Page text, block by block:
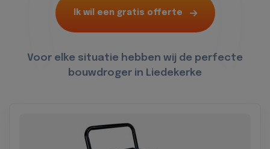
Ik wil een gratis offerte
Voor elke situatie hebben wij de perfecte
bouwdroger in Liedekerke